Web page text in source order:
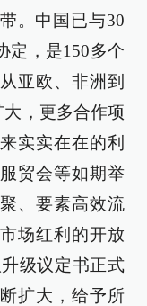
。中国已与30
定，是150多个
亚欧、非洲到
，更多合作项
实实在在的利
贸会等如期举
、要素高效流
场红利的开放
级议定书正式
扩大，给予所